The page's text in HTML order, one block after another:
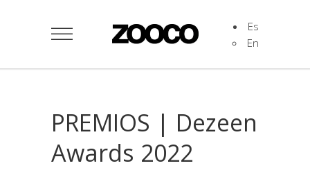
Es
En
PREMIOS | Dezeen
Awards 2022